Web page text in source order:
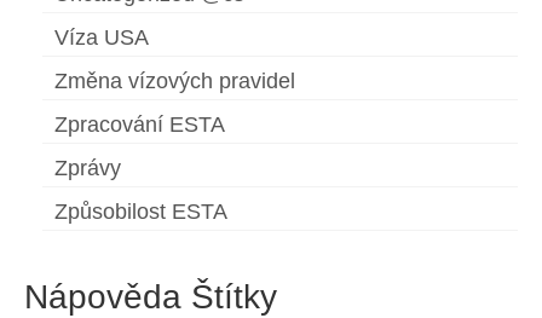
Víza USA
Změna vízových pravidel
Zpracování ESTA
Zprávy
Způsobilost ESTA
Nápověda Štítky